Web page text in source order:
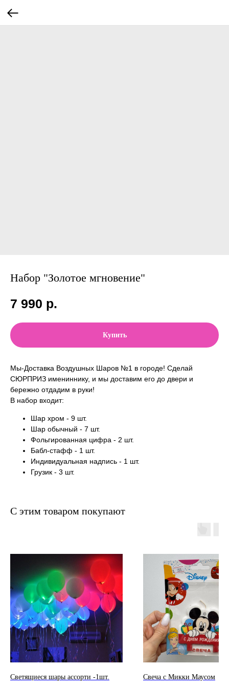
Набор "Золотое мгновение"
7 990 р.
Купить
Мы-Доставка Воздушных Шаров №1 в городе! Сделай
СЮРПРИЗ имениннику, и мы доставим его до двери и
бережно отдадим в руки!
В набор входит:
Шар хром - 9 шт.
Шар обычный - 7 шт.
Фольгированная цифра - 2 шт.
Бабл-стафф - 1 шт.
Индивидуальная надпись - 1 шт.
Грузик - 3 шт.
С этим товаром покупают
Светящиеся шары ассорти -1шт. Свеча с Микки Маусом